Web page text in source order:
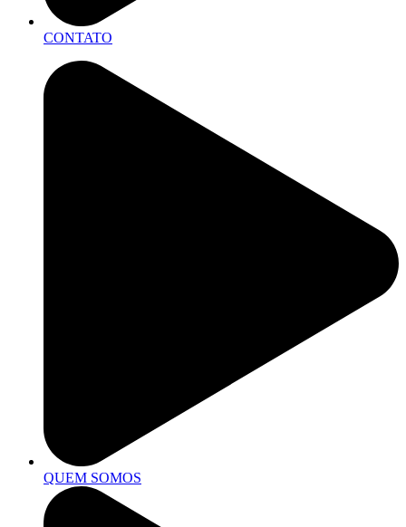
CONTATO
QUEM SOMOS